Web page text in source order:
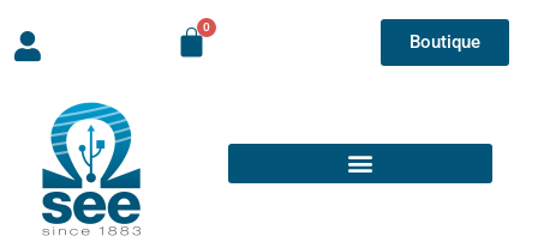
Boutique